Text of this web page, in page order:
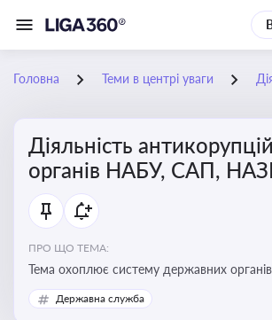
Головна Теми в центрі уваги
Діяльність
органів НАБУ, САП,
ПРО ЩО ТЕМА:
Тема охоплює систему державних
здійснюють запобігання, виявлення та
корупційних правопорушень, що є
Державна служба